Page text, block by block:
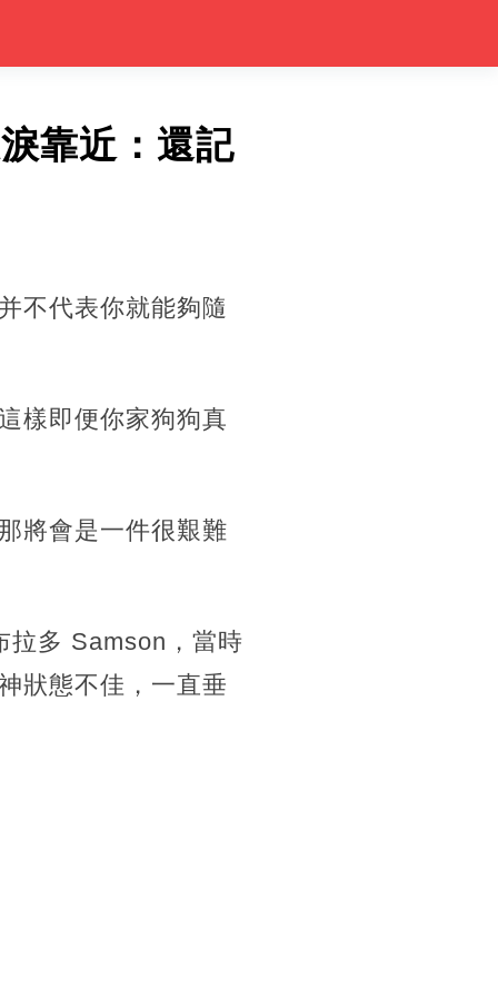
靠近：還記
不代表你就能夠隨
樣即便你家狗狗真
將會是一件很艱難
拉多 Samson，當時
狀態不佳，一直垂